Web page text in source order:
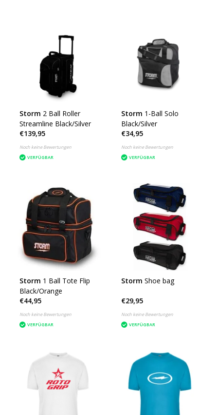
Storm 2 Ball Roller
Streamline Black/Silver
€139,95
Noch keine Bewertungen
VERFÜGBAR
Storm 1-Ball Solo
Black/Silver
€34,95
Noch keine Bewertungen
VERFÜGBAR
Storm 1 Ball Tote Flip
Black/Orange
€44,95
Noch keine Bewertungen
VERFÜGBAR
Storm Shoe bag
€29,95
Noch keine Bewertungen
VERFÜGBAR